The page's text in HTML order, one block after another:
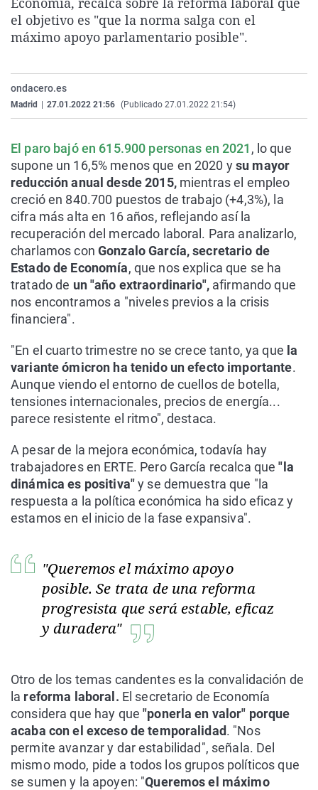
La rosa de los vientos
Gente viajera
Caso
Retornados
Extremadura
Galicia
País Vasco
Virales
Televisión
el objetivo es "que la norma salga con el
máximo apoyo parlamentario posible".
ondacero.es
Madrid 27.01.2022 21:56 (Publicado 27.01.2022 21:54)
El paro bajó en 615.900 personas en 2021 , lo que
supone un 16,5% menos que en 2020 ysu mayor
reducción anual desde 2015,mientras el empleo
creció en 840.700 puestos de trabajo (+4,3%), la
cifra más alta en 16 años, reflejando así la
recuperación del mercado laboral. Para analizarlo,
charlamos con Gonzalo García, secretario de
Estado de Economía, que nos explica que se ha
tratado de un "año extraordinario",afirmando que
nos encontramos a "niveles previos a la crisis
financiera".
"En el cuarto trimestre no se crece tanto, ya que la
variante ómicron ha tenido un efecto importante.
Aunque viendo el entorno de cuellos de botella,
tensiones internacionales, precios de energía...
parece resistente el ritmo", destaca.
A pesar de la mejora económica, todavía hay
trabajadores en ERTE. Pero García recalca que"la
dinámica es positiva"y se demuestra que "la
respuesta a la política económica ha sido eficaz y
estamos en el inicio de la fase expansiva".
"Queremos el máximo apoyo
posible. Se trata de una reforma
progresista que será estable, eficaz
y duradera"
Otro de los temas candentes es la convalidación de
la reforma laboral. El secretario de Economía
considera que hay que"ponerla en valor" porque
acaba con el exceso de temporalidad. "Nos
permite avanzar y dar estabilidad", señala. Del
mismo modo, pide a todos los grupos políticos que
se sumen y la apoyen: "Queremos el máximo